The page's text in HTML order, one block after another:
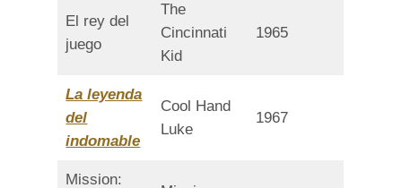
El rey del
juego
The
Cincinnati
Kid
1965
La leyenda
del
indomable
Cool Hand
Luke
1967
Mission: